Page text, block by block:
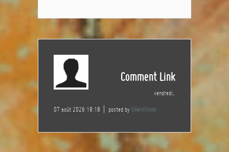
Comment Link
vendredi,
07 août 2026 18:18 posted by EdwinTinee